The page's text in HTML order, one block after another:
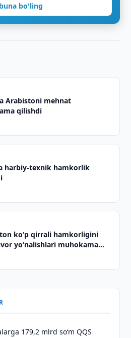
bo'ling
Arabistoni mehnat
qilishdi
harbiy-texnik hamkorlik
koʻp qirrali hamkorligini
yoʻnalishlari muhokama
179,2 mlrd so‘m QQS